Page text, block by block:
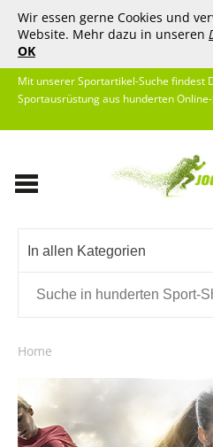
Wir essen gerne Cookies und
Website. Mehr dazu in unseren
OK
Mit unserer Sportartikel-Suche findest
Sportausrüstung aus hunderten
In allen Kategorien
Home